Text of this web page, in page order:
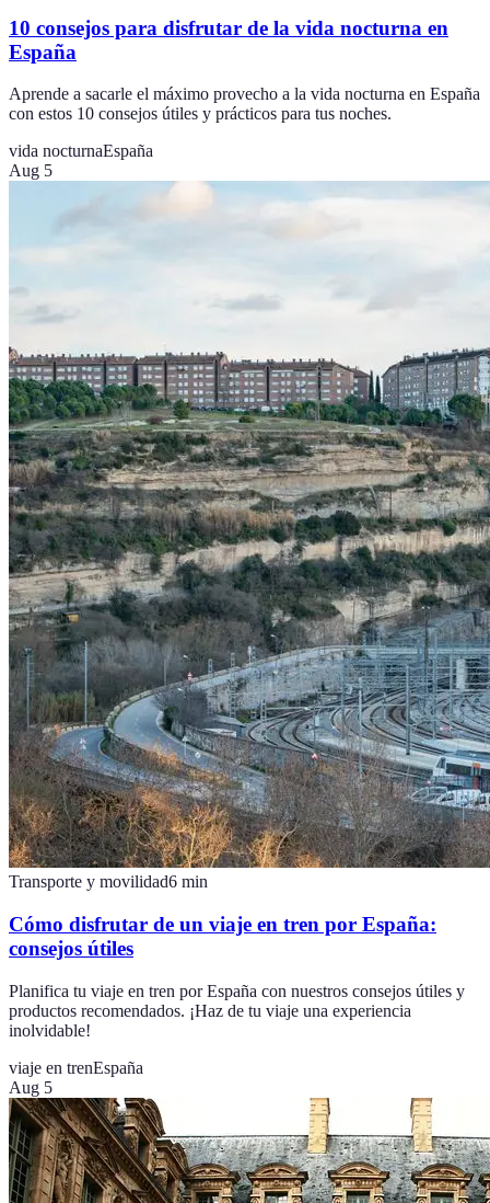
10 consejos para disfrutar de la vida nocturna en
España
Aprende a sacarle el máximo provecho a la vida nocturna en España
con estos 10 consejos útiles y prácticos para tus noches.
vida nocturnaEspaña
Aug 5
Transporte y movilidad6 min
Cómo disfrutar de un viaje en tren por España:
consejos útiles
Planifica tu viaje en tren por España con nuestros consejos útiles y
productos recomendados. ¡Haz de tu viaje una experiencia
inolvidable!
viaje en trenEspaña
Aug 5